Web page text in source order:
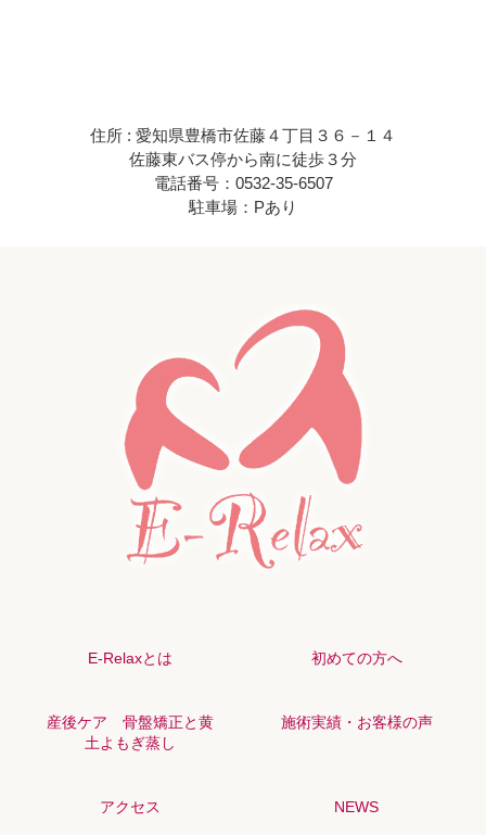
住所 : 愛知県豊橋市佐藤４丁目３６－１４
佐藤東バス停から南に徒歩３分
電話番号：0532-35-6507
駐車場：Pあり
E-Relaxとは 初めての方へ
産後ケア 骨盤矯正と黄
土よもぎ蒸し
施術実績・お客様の声
アクセス NEWS